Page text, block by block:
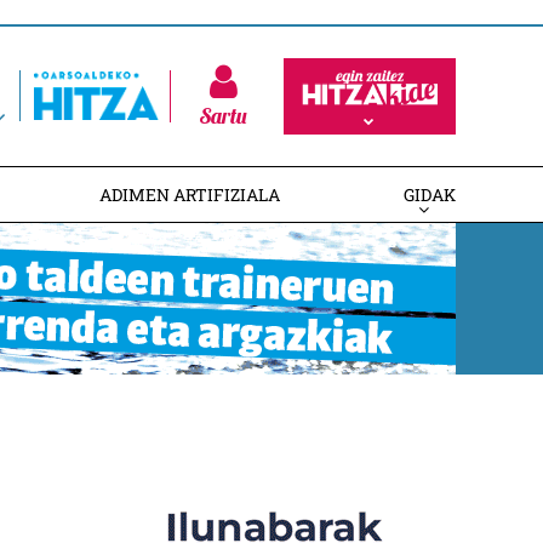
Sartu
ADIMEN ARTIFIZIALA GIDAK